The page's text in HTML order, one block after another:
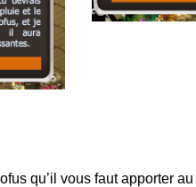
qu’il vous faut apporter